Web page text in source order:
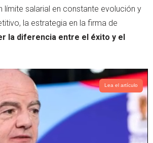
límite salarial en constante evolución y
la estrategia en la firma de
la diferencia entre el éxito y el
Lea el artículo